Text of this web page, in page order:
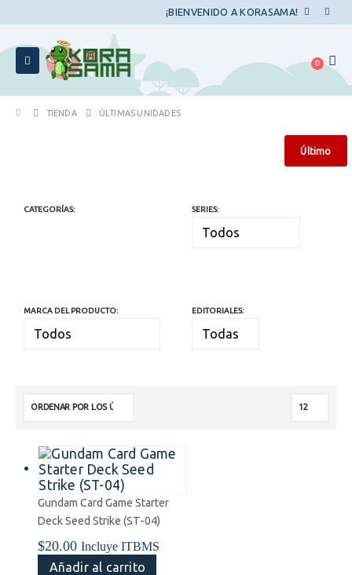
¡BIENVENIDO A KORASAMA!
0
TIENDA ÚLTIMAS UNIDADES
Último
Gundam Card Game Starter
Deck Seed Strike (ST-04)
$20.00 Incluye ITBMS
Añadir al carrito
Último
CATEGORÍAS: SERIES:
MARCA DEL PRODUCTO: EDITORIALES: